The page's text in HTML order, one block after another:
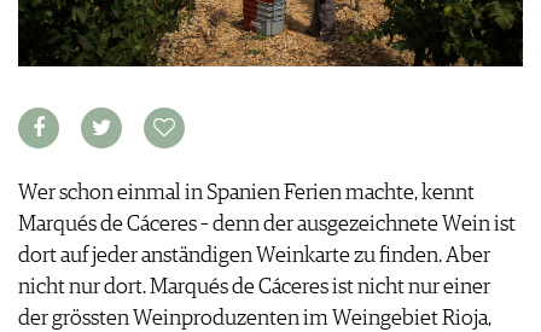
KULINARIK
REZEPTE
HOTSPOTS
DOSSIER
WINEGUIDES
EXTRAS
ABO
AUSGABE
MEDIATHEK
APPS
BILDSTRECKEN
BÜCHER
NEWS
WEINWIRTSCHAFT
WEINSZENE
VINOPHILES
ARCHIV
ANMELDEN
AWARDS
GEWINNSPIELE
VORTEILSWELT
TRINKREIFETABELLE
Wer schon einmal in Spanien Ferien machte, kennt
Marqués de Cáceres – denn der ausgezeichnete Wein ist
dort auf jeder anständigen Weinkarte zu finden. Aber
nicht nur dort. Marqués de Cáceres ist nicht nur einer
der grössten Weinproduzenten im Weingebiet Rioja,